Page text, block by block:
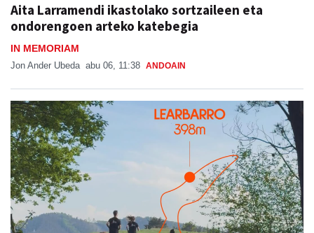
Aita Larramendi ikastolako sortzaileen eta
ondorengoen arteko katebegia
IN MEMORIAM
Jon Ander Ubeda abu 06, 11:38 ANDOAIN